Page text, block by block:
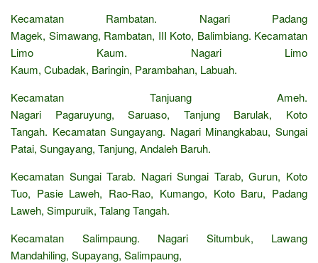
Kecamatan Rambatan. Nagari Padang
Magek, Simawang, Rambatan, III Koto, Balimbiang. Kecamatan
Limo Kaum. Nagari Limo
Kaum, Cubadak, Baringin, Parambahan, Labuah.
Kecamatan Tanjuang Ameh.
Nagari Pagaruyung, Saruaso, Tanjung Barulak, Koto
Tangah. Kecamatan Sungayang. Nagari Minangkabau, Sungai
Patai, Sungayang, Tanjung, Andaleh Baruh.
Kecamatan Sungai Tarab. Nagari Sungai Tarab, Gurun, Koto
Tuo, Pasie Laweh, Rao-Rao, Kumango, Koto Baru, Padang
Laweh, Simpuruik, Talang Tangah.
Kecamatan Salimpaung. Nagari Situmbuk, Lawang
Mandahiling, Supayang, Salimpaung,